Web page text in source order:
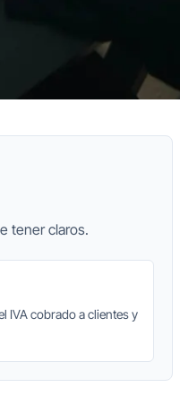
tener claros.
IVA cobrado a clientes y